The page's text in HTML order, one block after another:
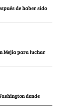
de haber sido
Mejía para luchar
donde